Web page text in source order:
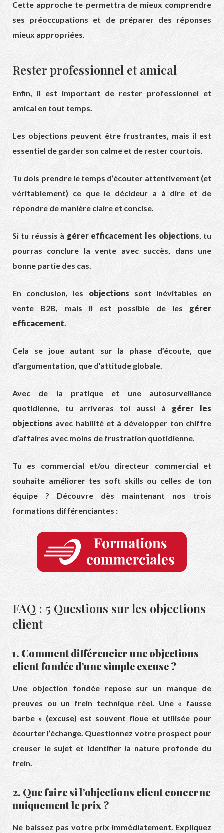
Cette approche te permettra de mieux comprendre
ses préoccupations et de préparer des réponses
mieux appropriées.
Rester professionnel et amical
Enfin, il est important de rester professionnel et
amical en tout temps.
Les objections peuvent être frustrantes, mais il est
essentiel de garder son calme et de rester courtois.
Tu dois prendre le temps d’écouter attentivement (et
véritablement) ce que le décideur a à dire et de
répondre de manière claire et concise.
Si tu réussis à gérer efficacement les objections, tu
pourras conclure la vente avec succès, dans une
bonne partie des cas.
En conclusion, les objections sont inévitables en
vente B2B, mais il est possible de les gérer
efficacement
Cela se joue autant sur la phase d’écoute, que
d’argumentation, que d’attitude globale.
Avec de la pratique et une autosurveillance
quotidienne, tu arriveras toi aussi à gérer les
objections avec habilité et à développer ton chiffre
d’affaires avec moins de frustration quotidienne.
Tu es commercial et/ou directeur commercial et
souhaite améliorer tes soft skills ou celles de ton
équipe ? Découvre dès maintenant nos trois
formations différenciantes :
FAQ : 5 Questions sur les objections
client
1. Comment différencier une objections
client fondée d’une simple excuse ?
Une objection fondée repose sur un manque de
preuves ou un frein technique réel. Une « fausse
barbe » (excuse) est souvent floue et utilisée pour
écourter l’échange. Questionnez votre prospect pour
creuser le sujet et identifier la nature profonde du
frein.
2. Que faire si l’objections client concerne
uniquement le prix ?
Ne baissez pas votre prix immédiatement. Expliquez